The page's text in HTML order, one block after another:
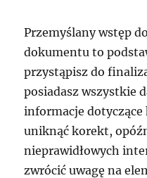
Przemyślany wstęp
dokumentu to
przystąpisz do
posiadasz wszystkie
informacje
uniknąć korekt,
nieprawidłowych
zwrócić uwagę na